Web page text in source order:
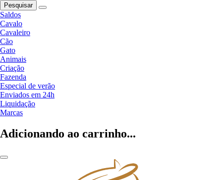
Pesquisar
Saldos
Cavalo
Cavaleiro
Cão
Gato
Animais
Criação
Fazenda
Especial de verão
Enviados em 24h
Liquidação
Marcas
Adicionando ao carrinho...